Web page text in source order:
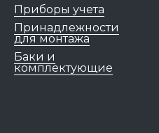
Приборы учета
Принадлежности
для монтажа
Баки и
комплектующие